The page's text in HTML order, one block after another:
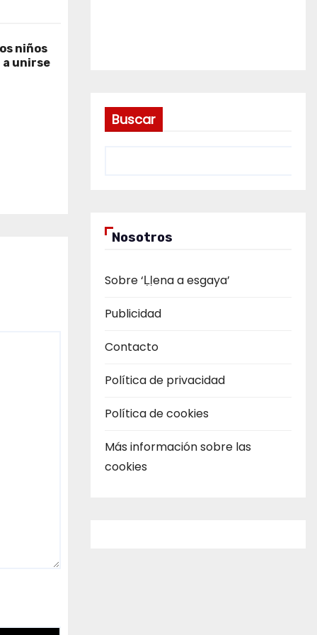
niños
a unirse
Buscar
Nosotros
Sobre ‘Ḷḷena a esgaya’
Publicidad
Contacto
Política de privacidad
Política de cookies
Más información sobre las
cookies